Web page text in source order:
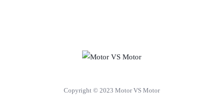
Copyright © 2023 Motor VS Motor